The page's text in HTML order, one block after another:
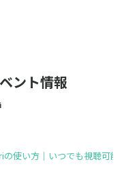
ント情報
使い方｜いつでも視聴可能